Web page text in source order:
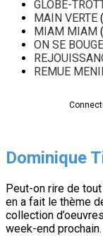
GLOBE-
MAIN VERTE
MIAM MIAM
ON SE
REMUE
Dominique
Peut-on rire de
en a fait le thème
collection
week-end prochain.